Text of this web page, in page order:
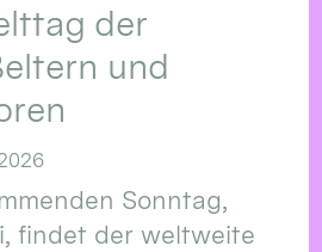
der
und
Sonntag,
findet der weltweite